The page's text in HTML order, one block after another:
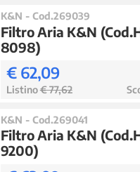
K&N - Cod.269039
Filtro Aria K&N
8098)
€ 62,09
Listino€ 77,62
K&N - Cod.269041
Filtro Aria K&N
9200)